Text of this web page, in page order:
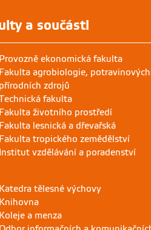
a součásti
Provozně ekonomická fakulta
Fakulta agrobiologie,
přírodních zdrojů
fakulta
Fakulta životního prostředí
Fakulta lesnická a dřevařská
Fakulta tropického zemědělství
Institut vzdělávání a poradenství
Katedra tělesné výchovy
Knihovna
Koleje a menza